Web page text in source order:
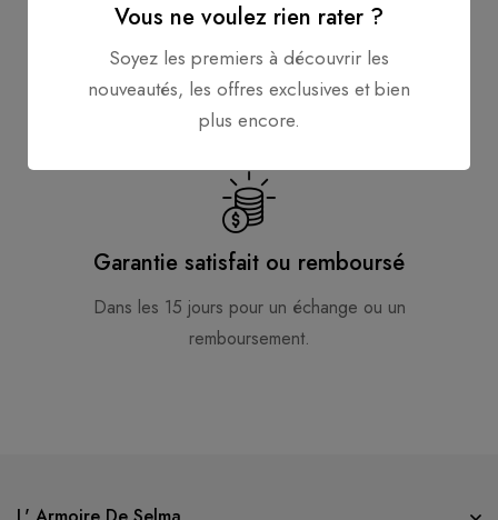
24 heures sur 24, 7 jours sur 7
Garantie satisfait ou remboursé
Dans les 15 jours pour un échange ou un
remboursement.
Vous ne voulez rien rater ?
Soyez les premiers à découvrir les
nouveautés, les offres exclusives et bien
plus encore.